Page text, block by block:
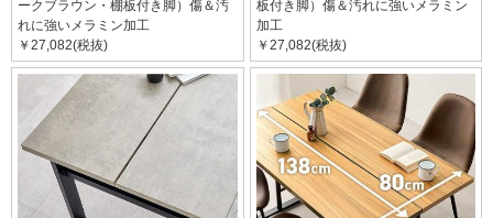
ークブラウン・棚板付き脚）傷＆汚
れに強いメラミン加工
￥27,082(税抜)
板付き脚）傷＆汚れに強いメラミン
加工
￥27,082(税抜)